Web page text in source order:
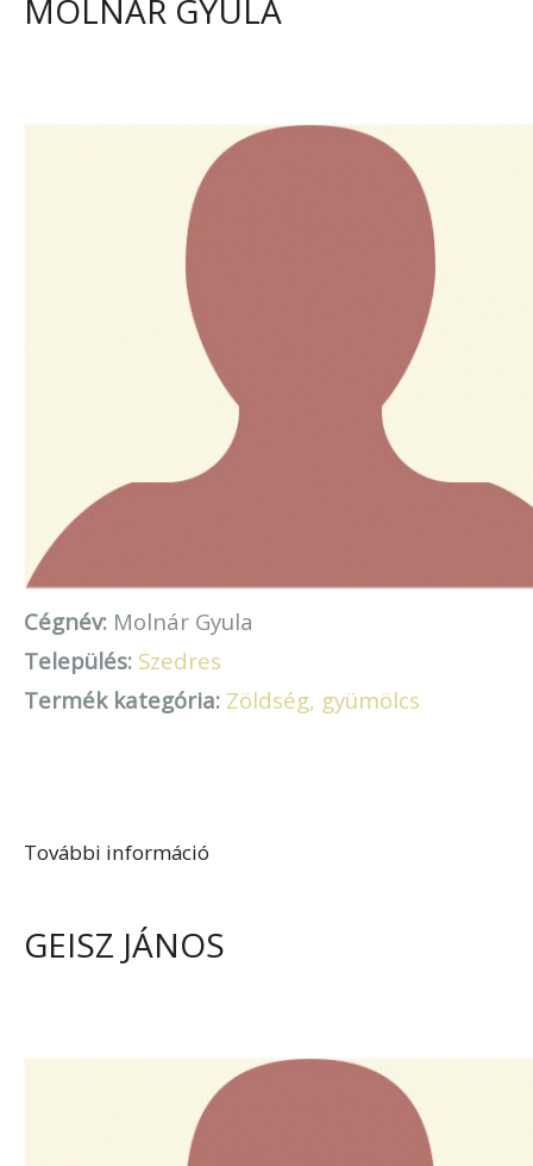
MOLNÁR GYULA
Cégnév: Molnár Gyula
Település: Szedres
Termék kategória: Zöldség, gyümölcs
További információ
GEISZ JÁNOS